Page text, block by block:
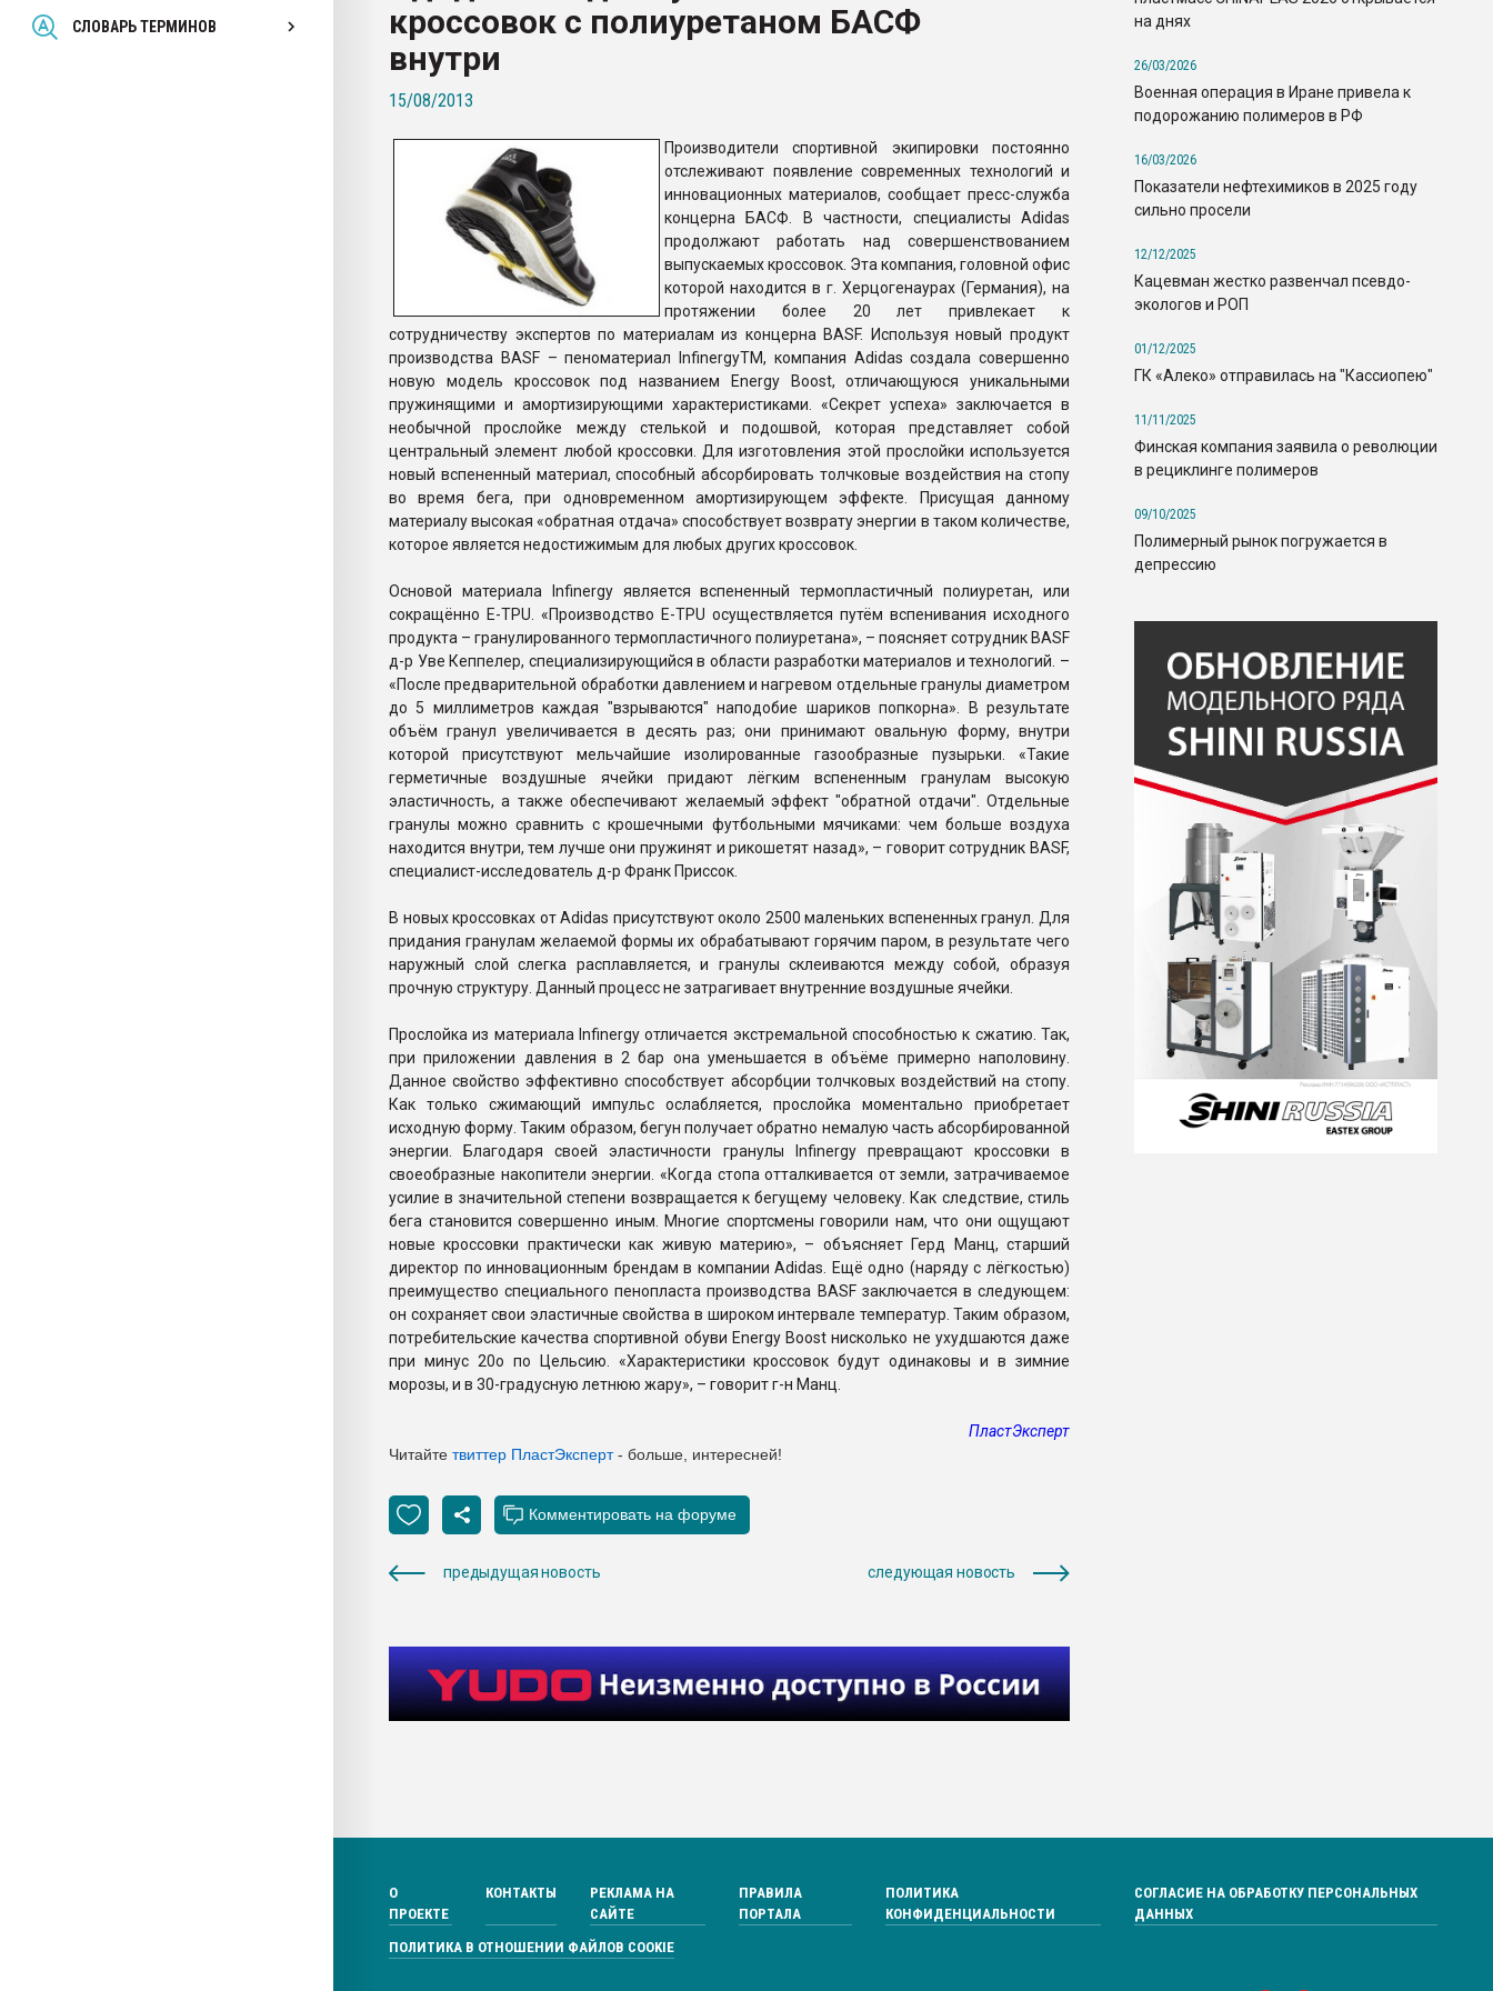
СЛОВАРЬ ТЕРМИНОВ
Всё, что касается выдува ПЭТ
бутылок
ПЕРЕЙТИ НА ФОРУМ
кроссовок с полиуретаном БАСФ
внутри
15/08/2013
Производители спортивной экипировки постоянно
отслеживают появление современных технологий и
инновационных материалов, сообщает пресс-служба
концерна БАСФ. В частности, специалисты Adidas
продолжают работать над совершенствованием
выпускаемых кроссовок. Эта компания, головной офис
которой находится в г. Херцогенаурах (Германия), на
протяжении более 20 лет привлекает к
сотрудничеству экспертов по материалам из концерна BASF. Используя новый продукт
производства BASF – пеноматериал InfinergyTM, компания Adidas создала совершенно
новую модель кроссовок под названием Energy Boost, отличающуюся уникальными
пружинящими и амортизирующими характеристиками. «Секрет успеха» заключается в
необычной прослойке между стелькой и подошвой, которая представляет собой
центральный элемент любой кроссовки. Для изготовления этой прослойки используется
новый вспененный материал, способный абсорбировать толчковые воздействия на стопу
во время бега, при одновременном амортизирующем эффекте. Присущая данному
материалу высокая «обратная отдача» способствует возврату энергии в таком количестве,
которое является недостижимым для любых других кроссовок.
Основой материала Infinergy является вспененный термопластичный полиуретан, или
сокращённо E-TPU. «Производство E-TPU осуществляется путём вспенивания исходного
продукта – гранулированного термопластичного полиуретана», – поясняет сотрудник BASF
д-р Уве Кеппелер, специализирующийся в области разработки материалов и технологий. –
«После предварительной обработки давлением и нагревом отдельные гранулы диаметром
до 5 миллиметров каждая "взрываются" наподобие шариков попкорна». В результате
объём гранул увеличивается в десять раз; они принимают овальную форму, внутри
которой присутствуют мельчайшие изолированные газообразные пузырьки. «Такие
герметичные воздушные ячейки придают лёгким вспененным гранулам высокую
эластичность, а также обеспечивают желаемый эффект "обратной отдачи". Отдельные
гранулы можно сравнить с крошечными футбольными мячиками: чем больше воздуха
находится внутри, тем лучше они пружинят и рикошетят назад», – говорит сотрудник BASF,
специалист-исследователь д-р Франк Приссок.
В новых кроссовках от Adidas присутствуют около 2500 маленьких вспененных гранул. Для
придания гранулам желаемой формы их обрабатывают горячим паром, в результате чего
наружный слой слегка расплавляется, и гранулы склеиваются между собой, образуя
прочную структуру. Данный процесс не затрагивает внутренние воздушные ячейки.
Прослойка из материала Infinergy отличается экстремальной способностью к сжатию. Так,
при приложении давления в 2 бар она уменьшается в объёме примерно наполовину.
Данное свойство эффективно способствует абсорбции толчковых воздействий на стопу.
Как только сжимающий импульс ослабляется, прослойка моментально приобретает
исходную форму. Таким образом, бегун получает обратно немалую часть абсорбированной
энергии. Благодаря своей эластичности гранулы Infinergy превращают кроссовки в
своеобразные накопители энергии. «Когда стопа отталкивается от земли, затрачиваемое
усилие в значительной степени возвращается к бегущему человеку. Как следствие, стиль
бега становится совершенно иным. Многие спортсмены говорили нам, что они ощущают
новые кроссовки практически как живую материю», – объясняет Герд Манц, старший
директор по инновационным брендам в компании Adidas. Ещё одно (наряду с лёгкостью)
преимущество специального пенопласта производства BASF заключается в следующем:
он сохраняет свои эластичные свойства в широком интервале температур. Таким образом,
потребительские качества спортивной обуви Energy Boost нисколько не ухудшаются даже
при минус 20о по Цельсию. «Характеристики кроссовок будут одинаковы и в зимние
морозы, и в 30-градусную летнюю жару», – говорит г-н Манц.
ПластЭксперт
Читайте твиттер ПластЭксперт- больше, интересней!
предыдущая новость следующая новость
на днях
26/03/2026
Военная операция в Иране привела к
подорожанию полимеров в РФ
16/03/2026
Показатели нефтехимиков в 2025 году
сильно просели
12/12/2025
Кацевман жестко развенчал псевдо-
экологов и РОП
01/12/2025
ГК «Алеко» отправилась на "Кассиопею"
11/11/2025
Финская компания заявила о революции
в рециклинге полимеров
09/10/2025
Полимерный рынок погружается в
депрессию
О
ПРОЕКТЕ
КОНТАКТЫ
РЕКЛАМА НА
САЙТЕ
ПРАВИЛА
ПОРТАЛА
ПОЛИТИКА
КОНФИДЕНЦИАЛЬНОСТИ
СОГЛАСИЕ НА ОБРАБОТКУ ПЕРСОНАЛЬНЫХ
ДАННЫХ
ПОЛИТИКА В ОТНОШЕНИИ ФАЙЛОВ COOKIE